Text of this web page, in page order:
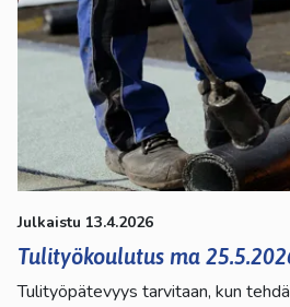
Julkaistu 13.4.2026
Tulityökoulutus ma
Tulityöpätevyys tarvitaan, kun